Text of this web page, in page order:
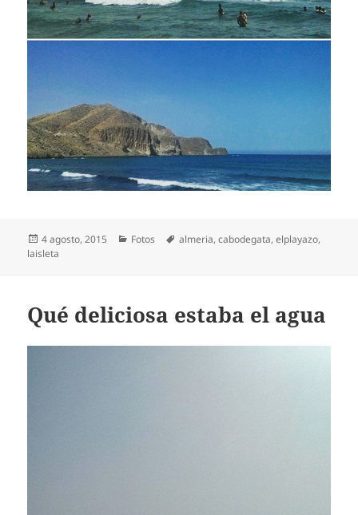
Publicado
el
4 agosto, 2015 Categorías
Fotos Etiquetas
almeria,cabodegata,elplayazo,
laisleta
Qué deliciosa estaba el agua